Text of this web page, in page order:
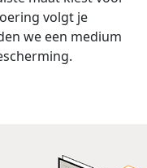
volgt je
we een medium